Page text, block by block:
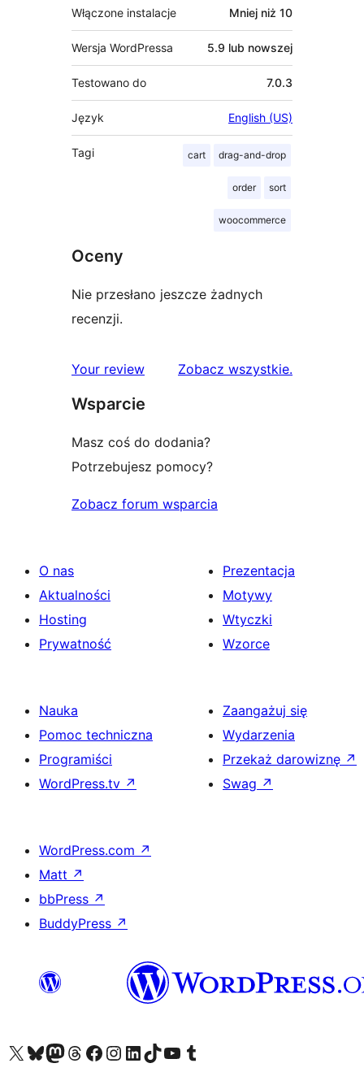
Włączone instalacje Mniej niż 10
Wersja WordPressa 5.9 lub nowszej
Testowano do 7.0.3
Język English (US)
Tagi cart drag-and-drop
order sort
woocommerce
Oceny
Nie przesłano jeszcze żadnych
recenzji.
Your review Zobacz wszystkierecenzje
.
Wsparcie
Masz coś do dodania?
Potrzebujesz pomocy?
Zobacz forum wsparcia
O nas
Aktualności
Hosting
Prywatność
Prezentacja
Motywy
Wtyczki
Wzorce
Nauka
Pomoc techniczna
Programiści
WordPress.tv ↗
Zaangażuj się
Wydarzenia
Przekaż darowiznę ↗
Swag ↗
WordPress.com ↗
Matt ↗
bbPress ↗
BuddyPress ↗
Odwiedź nasze konto X (dawniej Twitter)
Odwiedź nasze konto Bluesky
Odwiedź nasze konto na Mastodoncie
Odwiedź naszego Threadsa
Odwiedź naszego Facebooka
Odwiedź nasze konto na Instagramie
Odwiedź nasze konto na LinkedIn
Odwiedź naszego TikToka
Odwiedź nasz kanał YouTube
Odwiedź naszego Tumblra